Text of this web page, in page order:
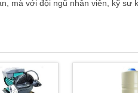
mà với đội ngũ nhân viên, kỹ sư
máy bơm và phụ tùng IC, tạo
liên hệ ngay tới số hotline
để nhận được sự trợ giúp.